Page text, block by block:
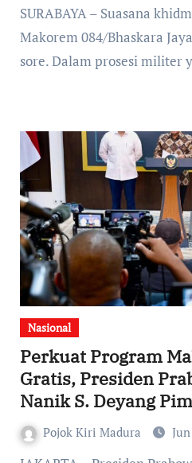
Makorem 084/Bhaskara
sore. Dalam prosesi militer
Nasional
Perkuat Program
Gratis, Presiden
Nanik S. Deyang
Nasional
Pojok Kiri Madura